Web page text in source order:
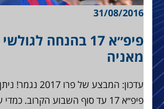
31/08/2016
פיפ״א 17 בהנחה
מאניה
עדכון: המבצע של
פיפ״א 17 עד סוף השבוע הקרוב.